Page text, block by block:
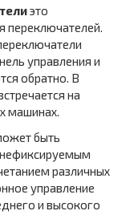
это
переключателей.
управления и
обратно. В
на
машинах.
быть
различных
управление
и высокого